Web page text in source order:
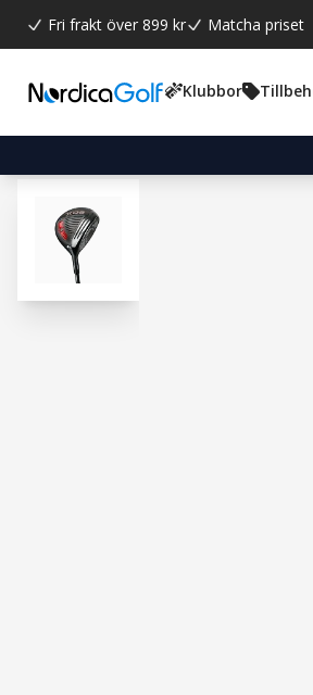
Fri frakt över 899 kr Matcha priset
Klubbor